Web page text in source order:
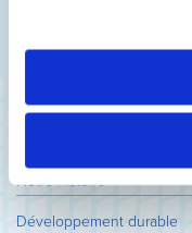
Qui sommes nous
Notre but
Notre histoire
Développement durable